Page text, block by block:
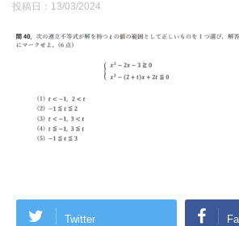
投稿日： 13/03/2024
Twitter